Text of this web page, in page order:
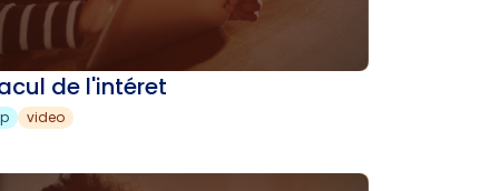
de l'intéret
video